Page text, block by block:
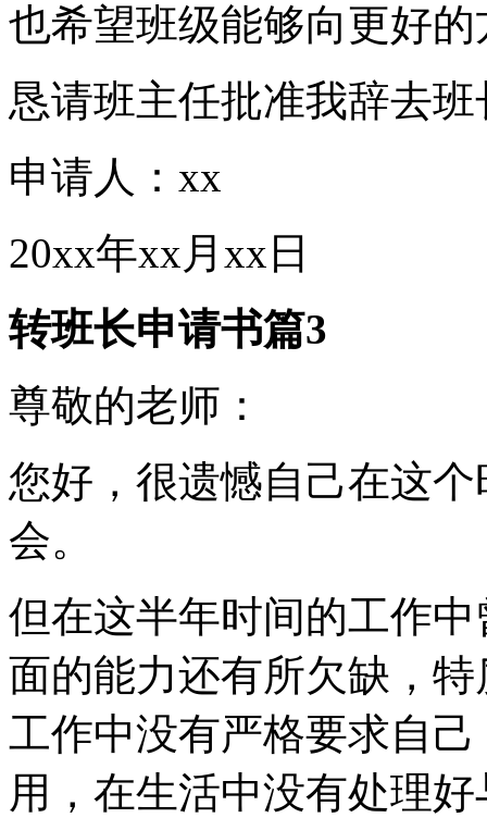
也希望班级能够向更好
恳请班主任批准我辞去
申请人：xx
20xx年xx月xx日
转班长申请书篇3
尊敬的老师：
您好，很遗憾自己在这
会。
但在这半年时间的工作
面的能力还有所欠缺，
工作中没有严格要求自
用，在生活中没有处理